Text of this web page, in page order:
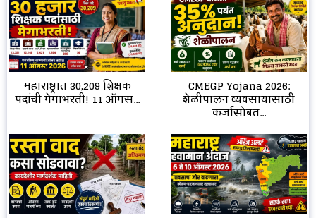
महाराष्ट्रात 30,209 शिक्षक
पदांची मेगाभरती! 11 ऑगस...
CMEGP Yojana 2026:
शेळीपालन व्यवसायासाठी
कर्जासोबत...